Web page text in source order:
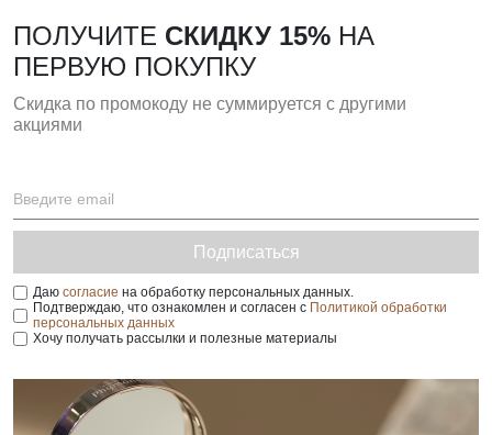
ПОЛУЧИТЕ СКИДКУ 15% НА
ПЕРВУЮ ПОКУПКУ
Скидка по промокоду не суммируется с другими
акциями
Подписаться
Даю согласие на обработку персональных данных.
Подтверждаю, что ознакомлен и согласен с Политикой обработки
персональных данных
Хочу получать рассылки и полезные материалы